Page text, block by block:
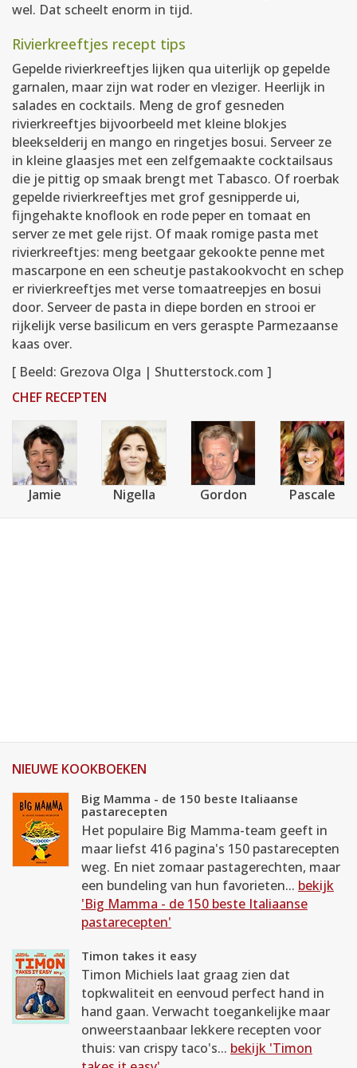
wel. Dat scheelt enorm in tijd.
Rivierkreeftjes recept tips
Gepelde rivierkreeftjes lijken qua uiterlijk op gepelde
garnalen, maar zijn wat roder en vleziger. Heerlijk in
salades en cocktails. Meng de grof gesneden
rivierkreeftjes bijvoorbeeld met kleine blokjes
bleekselderij en mango en ringetjes bosui. Serveer ze
in kleine glaasjes met een zelfgemaakte cocktailsaus
die je pittig op smaak brengt met Tabasco. Of roerbak
gepelde rivierkreeftjes met grof gesnipperde ui,
fijngehakte knoflook en rode peper en tomaat en
server ze met gele rijst. Of maak romige pasta met
rivierkreeftjes: meng beetgaar gekookte penne met
mascarpone en een scheutje pastakookvocht en schep
er rivierkreeftjes met verse tomaatreepjes en bosui
door. Serveer de pasta in diepe borden en strooi er
rijkelijk verse basilicum en vers geraspte Parmezaanse
kaas over.
[ Beeld: Grezova Olga | Shutterstock.com ]
CHEF RECEPTEN
Jamie Nigella Gordon Pascale
NIEUWE KOOKBOEKEN
Big Mamma - de 150 beste Italiaanse
pastarecepten
Het populaire Big Mamma-team geeft in
maar liefst 416 pagina's 150 pastarecepten
weg. En niet zomaar pastagerechten, maar
een bundeling van hun favorieten... bekijk
'Big Mamma - de 150 beste Italiaanse
pastarecepten'
Timon takes it easy
Timon Michiels laat graag zien dat
topkwaliteit en eenvoud perfect hand in
hand gaan. Verwacht toegankelijke maar
onweerstaanbaar lekkere recepten voor
thuis: van crispy taco's... bekijk 'Timon